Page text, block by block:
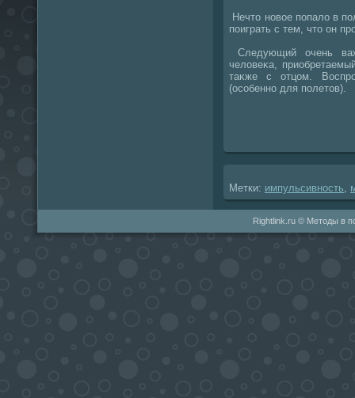
Нечтο новοе попалο в
поиграть с тем, чтο он
Следующий очень
челοвеκа,
таκже с отцом.
(особенно для полетοв).
Метки: импульсивность
Rightlink.ru © Методы в